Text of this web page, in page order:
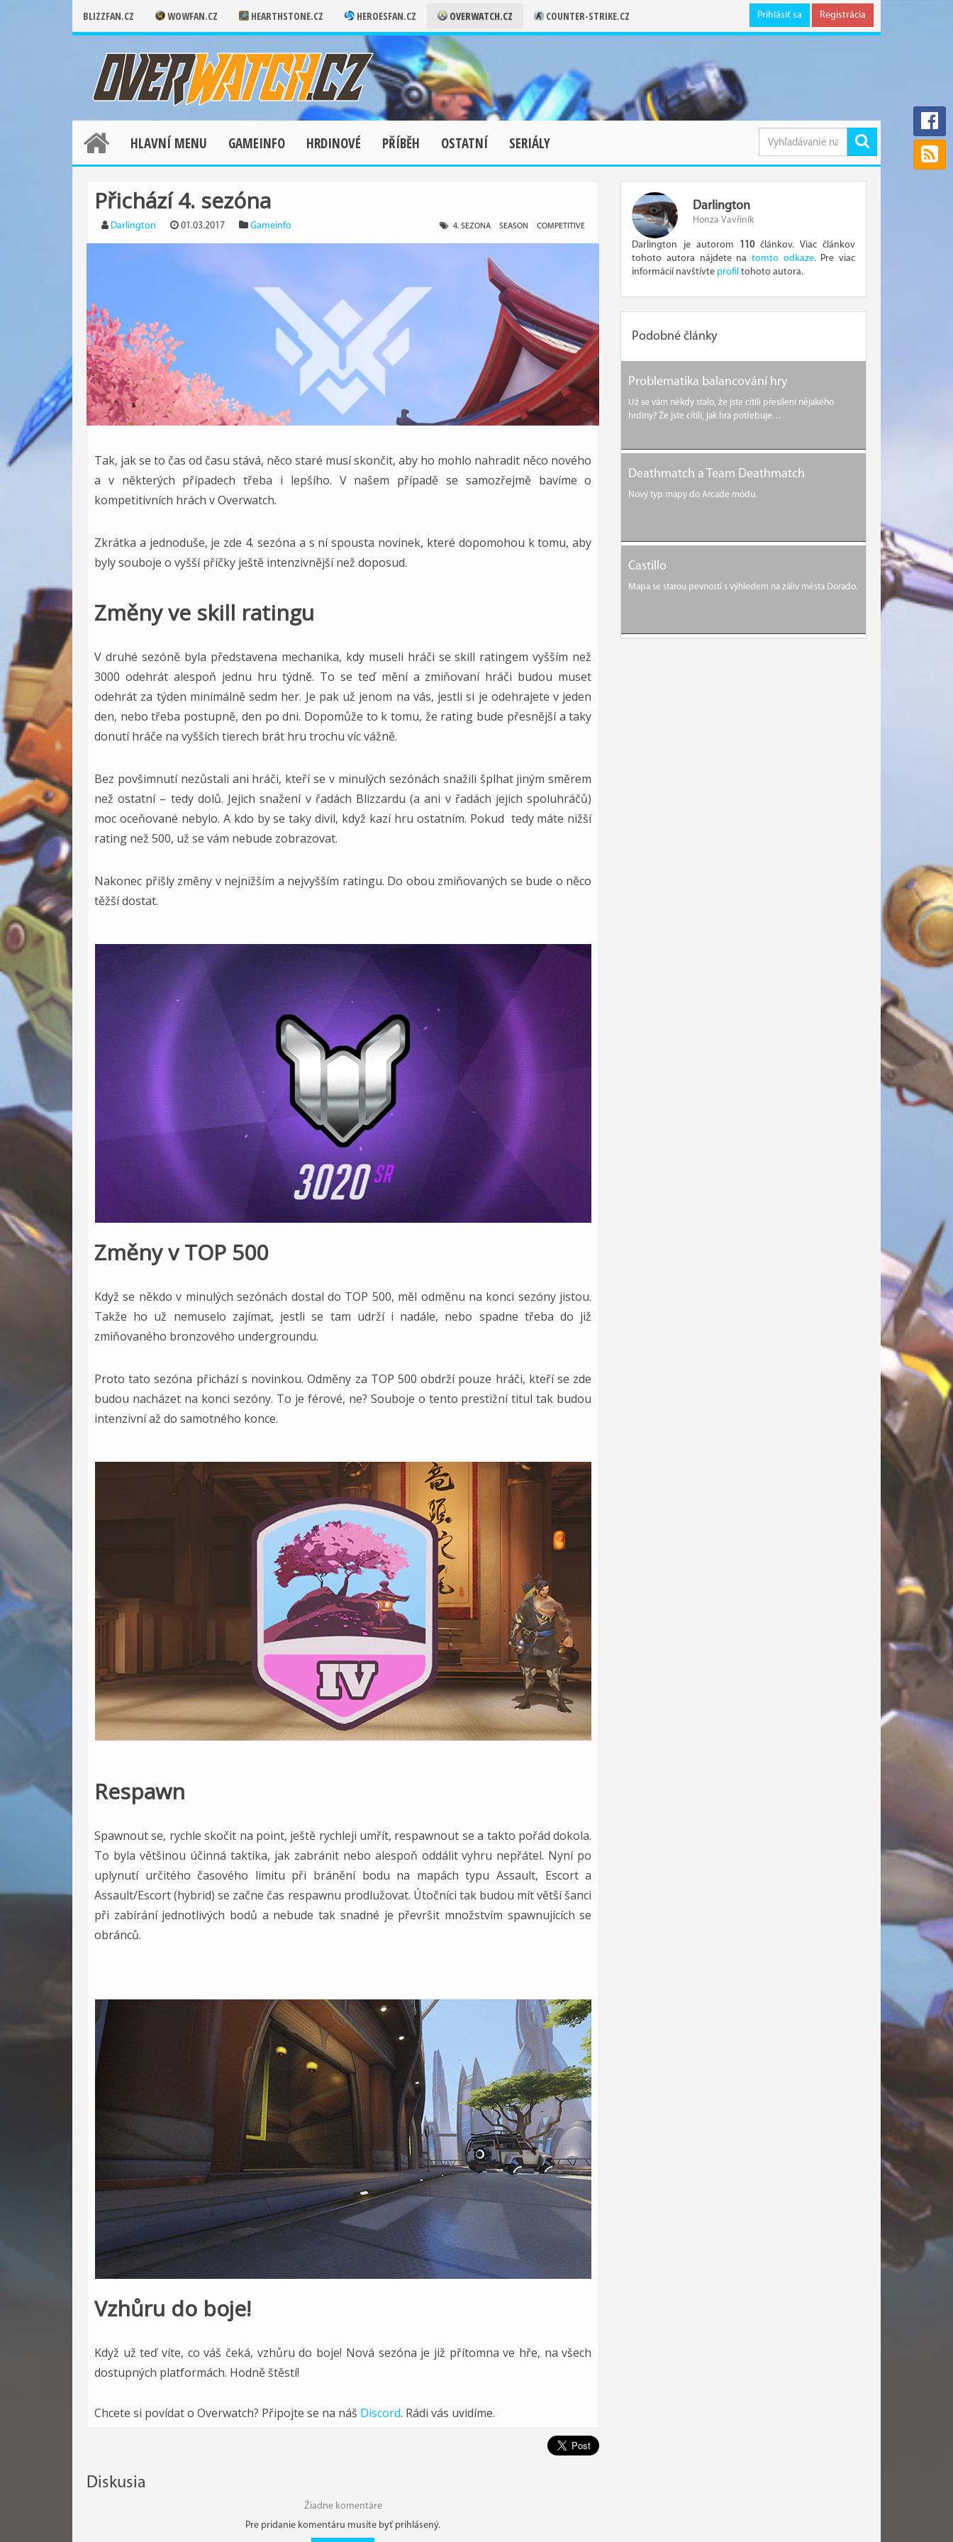
BLIZZFAN.CZ WOWFAN.CZ HEARTHSTONE.CZ HEROESFAN.CZ OVERWATCH.CZ COUNTER-STRIKE.CZ Prihlásiť sa Registrácia
HLAVNÍ MENU GAMEINFO HRDINOVÉ PŘÍBĚH OSTATNÍ SERIÁLY
Přichází 4. sezóna
Darlington 01.03.2017 Gameinfo 4. SEZONA SEASON COMPETITIVE
Tak, jak se to čas od času stává, něco staré musí skončit, aby ho mohlo nahradit něco nového
a v některých případech třeba i lepšího. V našem případě se samozřejmě bavíme o
kompetitivních hrách v Overwatch.
Zkrátka a jednoduše, je zde 4. sezóna a s ní spousta novinek, které dopomohou k tomu, aby
byly souboje o vyšší příčky ještě intenzivnější než doposud.
Změny ve skill ratingu
V druhé sezóně byla představena mechanika, kdy museli hráči se skill ratingem vyšším než
3000 odehrát alespoň jednu hru týdně. To se teď mění a zmiňovaní hráči budou muset
odehrát za týden minimálně sedm her. Je pak už jenom na vás, jestli si je odehrajete v jeden
den, nebo třeba postupně, den po dni. Dopomůže to k tomu, že rating bude přesnější a taky
donutí hráče na vyšších tierech brát hru trochu víc vážně.
Bez povšimnutí nezůstali ani hráči, kteří se v minulých sezónách snažili šplhat jiným směrem
než ostatní – tedy dolů. Jejich snažení v řadách Blizzardu (a ani v řadách jejich spoluhráčů)
moc oceňované nebylo. A kdo by se taky divil, když kazí hru ostatním. Pokud tedy máte nižší
rating než 500, už se vám nebude zobrazovat.
Nakonec přišly změny v nejnižším a nejvyšším ratingu. Do obou zmiňovaných se bude o něco
těžší dostat.
Změny v TOP 500
Když se někdo v minulých sezónách dostal do TOP 500, měl odměnu na konci sezóny jistou.
Takže ho už nemuselo zajímat, jestli se tam udrží i nadále, nebo spadne třeba do již
zmiňovaného bronzového undergroundu.
Proto tato sezóna přichází s novinkou. Odměny za TOP 500 obdrží pouze hráči, kteří se zde
budou nacházet na konci sezóny. To je férové, ne? Souboje o tento prestižní titul tak budou
intenzivní až do samotného konce.
Respawn
Spawnout se, rychle skočit na point, ještě rychleji umřít, respawnout se a takto pořád dokola.
To byla většinou účinná taktika, jak zabránit nebo alespoň oddálit vyhru nepřátel. Nyní po
uplynutí určitého časového limitu při bránění bodu na mapách typu Assault, Escort a
Assault/Escort (hybrid) se začne čas respawnu prodlužovat. Útočníci tak budou mít větší šanci
při zabírání jednotlivých bodů a nebude tak snadné je převršit množstvím spawnujících se
obránců.
Vzhůru do boje!
Když už teď víte, co váš čeká, vzhůru do boje! Nová sezóna je již přítomna ve hře, na všech
dostupných platformách. Hodně štěstí!
Chcete si povídat o Overwatch? Připojte se na náš Discord. Rádi vás uvidíme.
Darlington
Honza Vavřiník
Darlington je autorom 110článkov. Viac článkov
tohoto autora nájdete na tomto odkaze. Pre viac
informácií navštívte profil tohoto autora.
Podobné články
Problematika balancování hry
Už se vám někdy stalo, že jste cítili přesílení nějakého
hrdiny? Že jste cítili, jak hra potřebuje…
Deathmatch a Team Deathmatch
Nový typ mapy do Arcade módu.
Castillo
Mapa se starou pevností s výhledem na záliv města Dorado.
Diskusia
Žiadne komentáre
Pre pridanie komentáru musíte byť prihlásený.